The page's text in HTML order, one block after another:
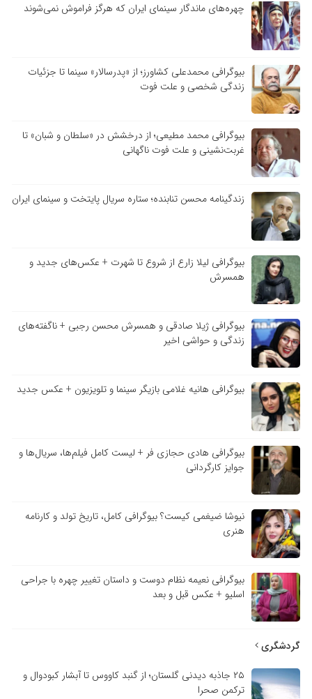
چهره‌های ماندگار سینمای ایران که هرگز فراموش نمی‌شوند
بیوگرافی محمدعلی کشاورز؛ از «پدرسالار» سینما تا جزئیات
زندگی شخصی و علت فوت
بیوگرافی محمد مطیعی؛ از درخشش در «سلطان و شبان» تا
غربت‌نشینی و علت فوت ناگهانی
زندگینامه محسن تنابنده؛ ستاره سریال پایتخت و سینمای ایران
بیوگرافی لیلا زارع از شروع تا شهرت + عکس‌های جدید و
همسرش
بیوگرافی ژیلا صادقی و همسرش محسن رجبی + ناگفته‌های
زندگی و حواشی اخیر
بیوگرافی هانیه غلامی بازیگر سینما و تلویزیون + عکس جدید
بیوگرافی هادی حجازی فر + لیست کامل فیلم‌ها، سریال‌ها و
جوایز کارگردانی
نیوشا ضیغمی کیست؟ بیوگرافی کامل، تاریخ تولد و کارنامه
هنری
بیوگرافی نعیمه نظام دوست و داستان تغییر چهره با جراحی
اسلیو + عکس قبل و بعد
گردشگری
۲۵ جاذبه دیدنی گلستان؛ از گنبد کاووس تا آبشار کبودوال و
ترکمن صحرا